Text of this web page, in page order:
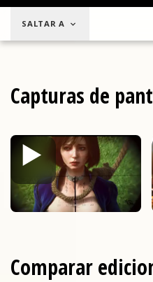
SALTAR A
Capturas de
Comparar